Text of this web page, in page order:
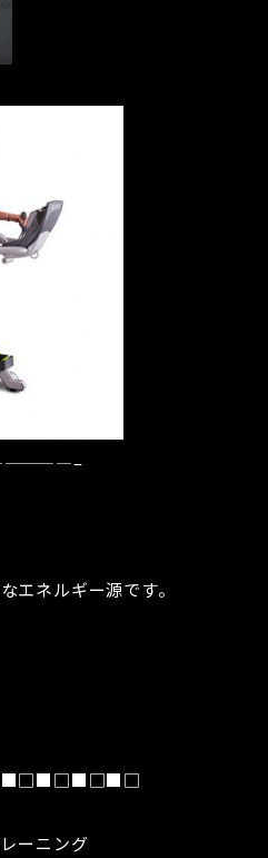
エネルギー源です。
ーニング